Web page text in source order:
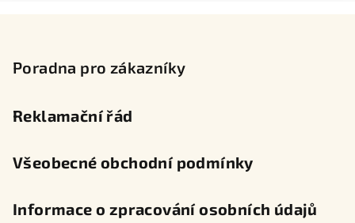
Poradna pro zákazníky
Reklamační řád
Všeobecné obchodní podmínky
Informace o zpracování osobních údajů